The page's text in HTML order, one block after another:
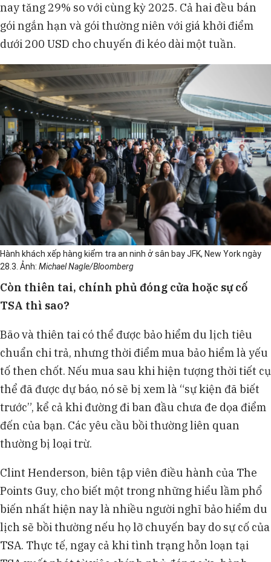
nay tăng 29% so với cùng kỳ 2025. Cả hai đều bán
gói ngắn hạn và gói thường niên với giá khởi điểm
dưới 200 USD cho chuyến đi kéo dài một tuần.
Hành khách xếp hàng kiểm tra an ninh ở sân bay JFK, New York ngày
28.3. Ảnh: Michael Nagle/Bloomberg
Còn thiên tai, chính phủ đóng cửa hoặc sự cố
TSA thì sao?
Bão và thiên tai có thể được bảo hiểm du lịch tiêu
chuẩn chi trả, nhưng thời điểm mua bảo hiểm là yếu
tố then chốt. Nếu mua sau khi hiện tượng thời tiết cụ
thể đã được dự báo, nó sẽ bị xem là “sự kiện đã biết
trước”, kể cả khi đường đi ban đầu chưa đe dọa điểm
đến của bạn. Các yêu cầu bồi thường liên quan
thường bị loại trừ.
Clint Henderson, biên tập viên điều hành của The
Points Guy, cho biết một trong những hiểu lầm phổ
biến nhất hiện nay là nhiều người nghĩ bảo hiểm du
lịch sẽ bồi thường nếu họ lỡ chuyến bay do sự cố của
TSA. Thực tế, ngay cả khi tình trạng hỗn loạn tại